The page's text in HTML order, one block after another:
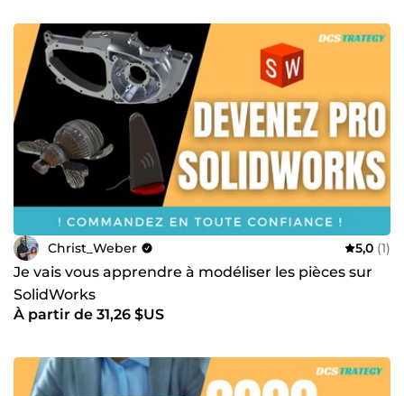
Christ_Weber 5,0 (1)
Je vais vous apprendre à modéliser les pièces sur
SolidWorks
À partir de 31,26 $US